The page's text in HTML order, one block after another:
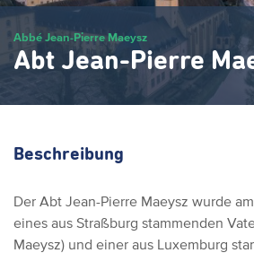
Abbé Jean-Pierre Maeysz
Abt Jean-Pierre
Beschreibung
Der Abt Jean-Pierre Maeysz wurde
eines aus Straßburg stammenden
Maeysz) und einer aus Luxemburg